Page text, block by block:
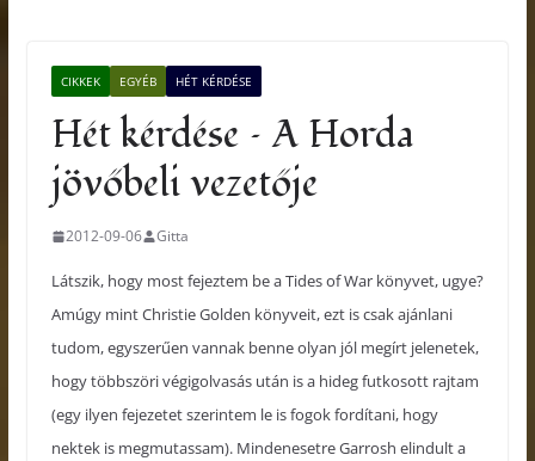
CIKKEK EGYÉB HÉT KÉRDÉSE
Hét kérdése – A Horda
jövőbeli vezetője
2012-09-06 Gitta
Látszik, hogy most fejeztem be a Tides of War könyvet, ugye?
Amúgy mint Christie Golden könyveit, ezt is csak ajánlani
tudom, egyszerűen vannak benne olyan jól megírt jelenetek,
hogy többszöri végigolvasás után is a hideg futkosott rajtam
(egy ilyen fejezetet szerintem le is fogok fordítani, hogy
nektek is megmutassam). Mindenesetre Garrosh elindult a